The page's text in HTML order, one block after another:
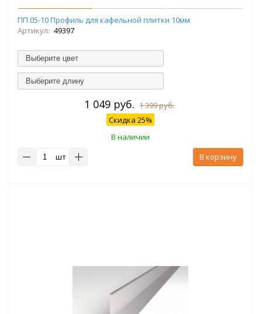
ПП 05-10 Профиль для кафельной плитки 10мм
Артикул: 49397
Выберите цвет
Выберите длину
1 049 руб. 1 399 руб.
Скидка 25%
В наличии
шт
В корзину